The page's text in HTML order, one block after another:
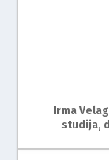
Irma
studija,